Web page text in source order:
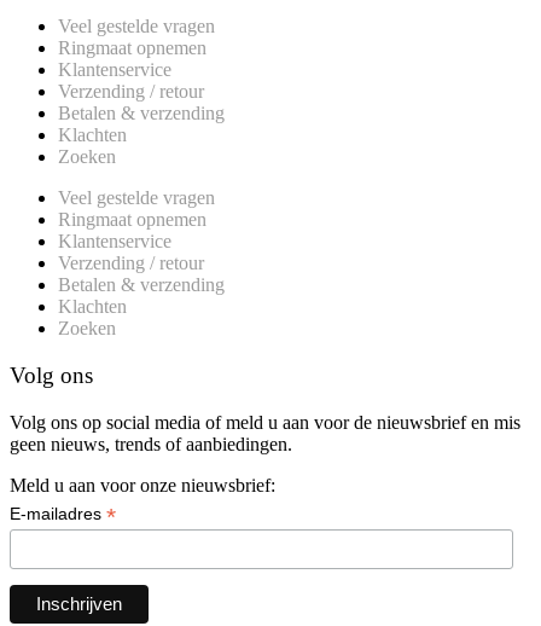
Veel gestelde vragen
Ringmaat opnemen
Klantenservice
Verzending / retour
Betalen & verzending
Klachten
Zoeken
Veel gestelde vragen
Ringmaat opnemen
Klantenservice
Verzending / retour
Betalen & verzending
Klachten
Zoeken
Volg ons
Volg ons op social media of meld u aan voor de nieuwsbrief en mis
geen nieuws, trends of aanbiedingen.
Meld u aan voor onze nieuwsbrief:
E-mailadres *